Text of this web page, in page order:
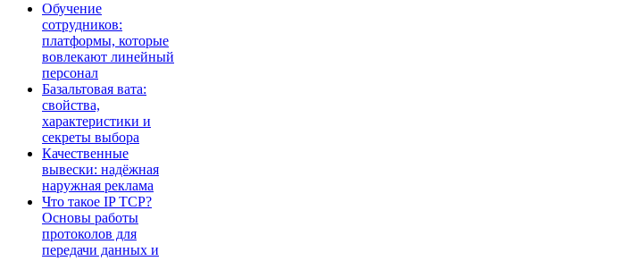
Обучение
сотрудников:
платформы, которые
вовлекают линейный
персонал
Базальтовая вата:
свойства,
характеристики и
секреты выбора
Качественные
вывески: надёжная
наружная реклама
Что такое IP TCP?
Основы работы
протоколов для
передачи данных и